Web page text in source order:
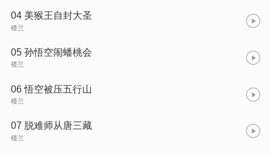
04 美猴王自封大圣
楼兰
05 孙悟空闹蟠桃会
楼兰
06 悟空被压五行山
楼兰
07 脱难师从唐三藏
楼兰